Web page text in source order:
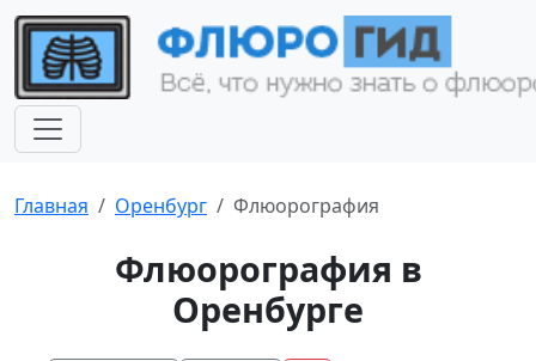
Главная Оренбург Флюорография
Флюорография в
Оренбурге